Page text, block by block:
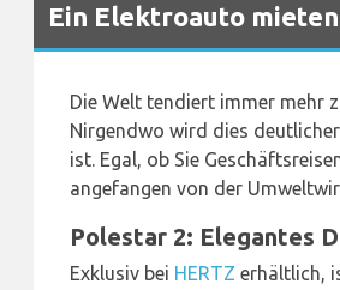
Ein Elektroauto
Die Welt tendiert immer mehr
Nirgendwo wird dies
ist. Egal, ob Sie
angefangen von der
Polestar 2: Elegantes
Exklusiv bei HERTZ erhältlich,